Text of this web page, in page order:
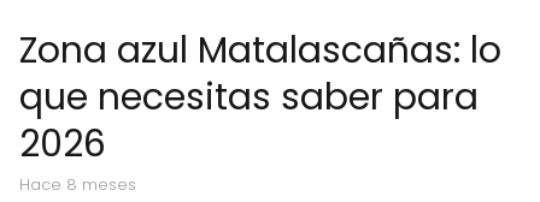
Zona azul Matalascañas: lo
que necesitas saber para
2026
hace 8 meses